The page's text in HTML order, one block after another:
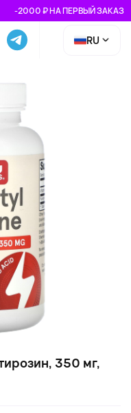
-2000 ₽ НА ПЕРВЫЙ ЗАКАЗ
RU
350 мг,